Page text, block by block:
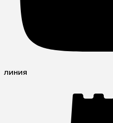
линия